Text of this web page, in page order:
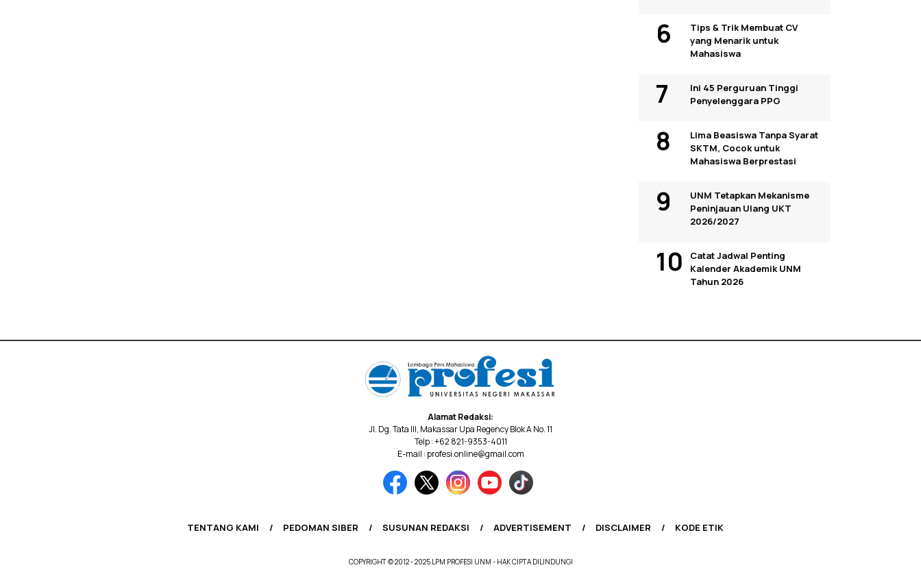
Tips & Trik Membuat CV
yang Menarik untuk
Mahasiswa
Ini 45 Perguruan Tinggi
Penyelenggara PPG
Lima Beasiswa Tanpa Syarat
SKTM, Cocok untuk
Mahasiswa Berprestasi
UNM Tetapkan Mekanisme
Peninjauan Ulang UKT
2026/2027
Catat Jadwal Penting
Kalender Akademik UNM
Tahun 2026
Alamat Redaksi:
Jl. Dg. Tata III, Makassar Upa Regency Blok A No. 11
Telp : +62 821-9353-4011
E-mail : profesi.online@gmail.com
TENTANG KAMI PEDOMAN SIBER SUSUNAN REDAKSI ADVERTISEMENT DISCLAIMER KODE ETIK
COPYRIGHT © 2012 - 2025 LPM PROFESI UNM - HAK CIPTA DILINDUNGI